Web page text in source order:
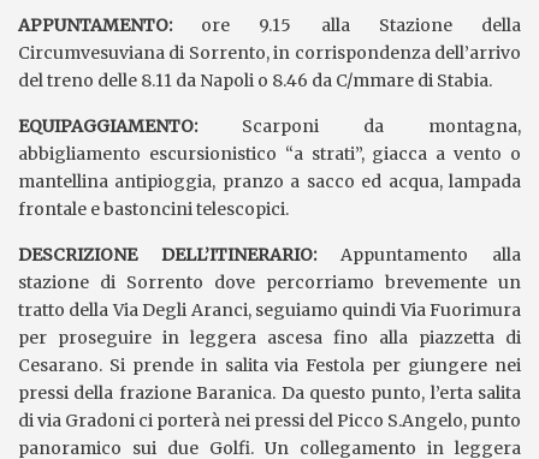
APPUNTAMENTO: ore 9.15 alla Stazione della
Circumvesuviana di Sorrento, in corrispondenza dell’arrivo
del treno delle 8.11 da Napoli o 8.46 da C/mmare di Stabia.
EQUIPAGGIAMENTO:Scarponi da montagna,
abbigliamento escursionistico “a strati”, giacca a vento o
mantellina antipioggia, pranzo a sacco ed acqua, lampada
frontale e bastoncini telescopici.
DESCRIZIONE DELL’ITINERARIO:Appuntamento alla
stazione di Sorrento dove percorriamo brevemente un
tratto della Via Degli Aranci, seguiamo quindi Via Fuorimura
per proseguire in leggera ascesa fino alla piazzetta di
Cesarano. Si prende in salita via Festola per giungere nei
pressi della frazione Baranica. Da questo punto, l’erta salita
di via Gradoni ci porterà nei pressi del Picco S.Angelo, punto
panoramico sui due Golfi. Un collegamento in leggera